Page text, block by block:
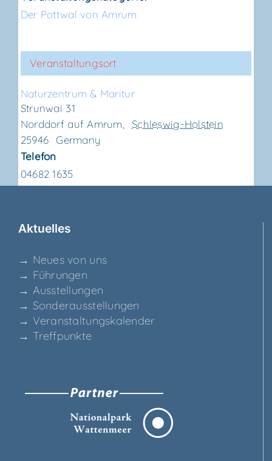
Der Pottwal von Amrum
Veranstaltungsort
Natur­zen­trum & Maritur
Strunwai 31
Norddorf auf Amrum
Schleswig-Holstein
25946 Germany
Telefon
04682 1635
Aktu­el­les
→ Neu­es von uns
→ Füh­run­gen
→ Aus­stel­lun­gen
→ Son­der­aus­stel­lun­gen
→ Ver­an­stal­tungs­ka­len­der
→ Treff­punk­te